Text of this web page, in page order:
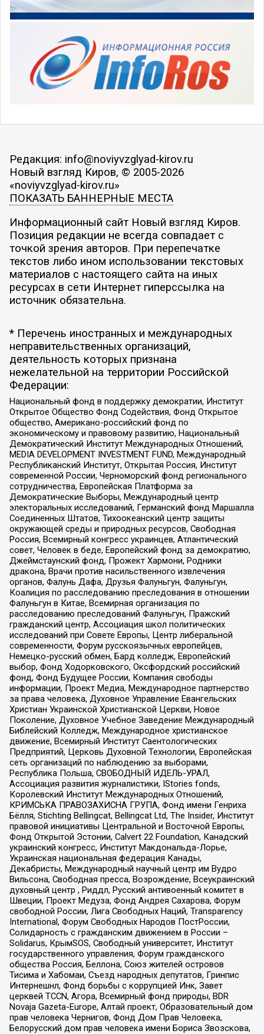
Редакция: info@noviyvzglyad-kirov.ru
Новый взгляд Киров, © 2005-2026
«noviyvzglyad-kirov.ru»
ПОКАЗАТЬ БАННЕРНЫЕ МЕСТА
Информационный сайт Новый взгляд Киров.
Позиция редакции не всегда совпадает с
точкой зрения авторов. При перепечатке
текстов либо ином использовании текстовых
материалов с настоящего сайта на иных
ресурсах в сети Интернет гиперссылка на
источник обязательна.
* Перечень иностранных и международных
неправительственных организаций,
деятельность которых признана
нежелательной на территории Российской
Федерации:
Национальный фонд в поддержку демократии, Институт
Открытое Общество Фонд Содействия, Фонд Открытое
общество, Американо-российский фонд по
экономическому и правовому развитию, Национальный
Демократический Институт Международных Отношений,
MEDIA DEVELOPMENT INVESTMENT FUND, Международный
Республиканский Институт, Открытая Россия, Институт
современной России, Черноморский фонд регионального
сотрудничества, Европейская Платформа за
Демократические Выборы, Международный центр
электоральных исследований, Германский фонд Маршалла
Соединенных Штатов, Тихоокеанский центр защиты
окружающей среды и природных ресурсов, Свободная
Россия, Всемирный конгресс украинцев, Атлантический
совет, Человек в беде, Европейский фонд за демократию,
Джеймстаунский фонд, Прожект Хармони, Родники
дракона, Врачи против насильственного извлечения
органов, Фалунь Дафа, Друзья Фалуньгун, Фалуньгун,
Коалиция по расследованию преследования в отношении
Фалуньгун в Китае, Всемирная организация по
расследованию преследований Фалуньгун, Пражский
гражданский центр, Ассоциация школ политических
исследований при Совете Европы, Центр либеральной
современности, Форум русскоязычных европейцев,
Немецко-русский обмен, Бард колледж, Европейский
выбор, Фонд Ходорковского, Оксфордский российский
фонд, Фонд Будущее России, Компания свободы
информации, Проект Медиа, Международное партнерство
за права человека, Духовное Управление Евангельских
Христиан Украинской Христианской Церкви, Новое
Поколение, Духовное Учебное Заведение Международный
Библейский Колледж, Международное христианское
движение, Всемирный Институт Саентологических
Предприятий, Церковь Духовной Технологии, Европейская
сеть организаций по наблюдению за выборами,
Республика Польша, СВОБОДНЫЙ ИДЕЛЬ-УРАЛ,
Ассоциация развития журналистики, IStories fonds,
Королевский Институт Международных Отношений,
КРИМСЬКА ПРАВОЗАХИСНА ГРУПА, Фонд имени Генриха
Бёлля, Stichting Bellingcat, Bellingcat Ltd, The Insider, Институт
правовой инициативы Центральной и Восточной Европы,
Фонд Открытой Эстонии, Calvert 22 Foundation, Канадский
украинский конгресс, Институт Макдональда-Лорье,
Украинская национальная федерация Канады,
Декабристы, Международный научный центр им Вудро
Вильсона, Свободная пресса, Возрождение, Всеукраинский
духовный центр , Риддл, Русский антивоенный комитет в
Швеции, Проект Медуза, Фонд Андрея Сахарова, Форум
свободной России, Лига Свободных Наций, Transparеncy
International, Форум Свободных Народов ПостРоссии,
Солидарность с гражданским движением в России –
Solidarus, КрымSOS, Свободный университет, Институт
государственного управления, Форум гражданского
общества Россия, Беллона, Союз жителей островов
Тисима и Хабомаи, Съезд народных депутатов, Гринпис
Интернешнл, Фонд борьбы с коррупцией Инк, Завет
церквей TCCN, Агора, Всемирный фонд природы, BDR
Novaja Gazeta-Europe, Алтай проект, Образовательный дом
прав человека Чернигов, Фонд Дом Прав Человека,
Белорусский дом прав человека имени Бориса Звозскова,